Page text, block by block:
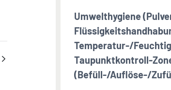
Umwelthygiene
Temperatur-/
Taupunktkontroll-
(Befüll-/Auflöse-/